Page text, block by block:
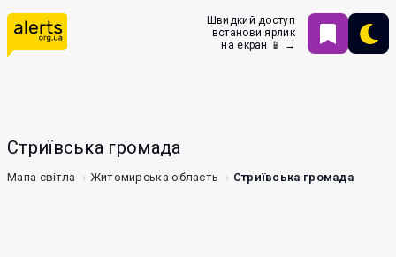
Швидкий доступ
встанови ярлик
на екран 📱 →
Стриївська громада
Мапа світла Житомирська область Стриївська громада